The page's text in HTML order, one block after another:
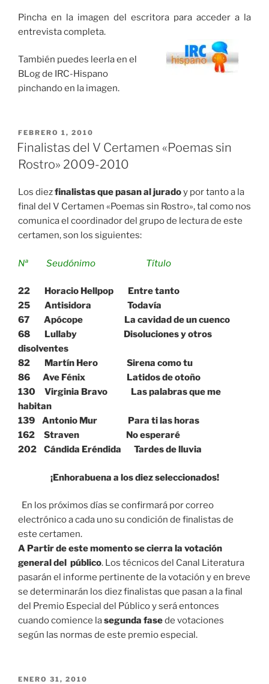
Pincha en la imagen del escritora para acceder a la
entrevista completa.
También puedes leerla en el
BLog de IRC-Hispano
pinchando en la imagen.
PUBLICADO
EL
FEBRERO 1, 2010
Finalistas del V Certamen «Poemas sin
Rostro» 2009-2010
Los diezfinalistas que pasan al juradoy por tanto a la
final del V Certamen «Poemas sin Rostro», tal como nos
comunica el coordinador del grupo de lectura de este
certamen, son los siguientes:
Nª Seudónimo Título
22 Horacio Hellpop Entre tanto
25 Antisidora Todavía
67 Apócope La cavidad de un cuenco
68 Lullaby Disoluciones y otros
disolventes
82 Martín Hero Sirena como tu
86 Ave Fénix Latidos de otoño
130 Virginia Bravo Las palabras que me
habitan
139 Antonio Mur Para ti las horas
162 Straven No esperaré
202 Cándida Eréndida Tardes de lluvia
¡Enhorabuena a los diez seleccionados!
En los próximos días se confirmará por correo
electrónico a cada uno su condición de finalistas de
este certamen.
A Partir de este momento se cierra la votación
general del público. Los técnicos del Canal Literatura
pasarán el informe pertinente de la votación y en breve
se determinarán los diez finalistas que pasan a la final
del Premio Especial del Público y será entonces
cuando comience lasegunda fasede votaciones
según las normas de este premio especial.
PUBLICADO
ENERO 31, 2010